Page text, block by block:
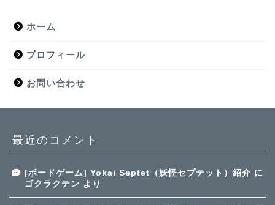
ホーム
プロフィール
お問い合わせ
最近のコメント
[ボードゲーム] Yokai Septet（妖怪セプテット）紹介 に
ゴクラクテン より